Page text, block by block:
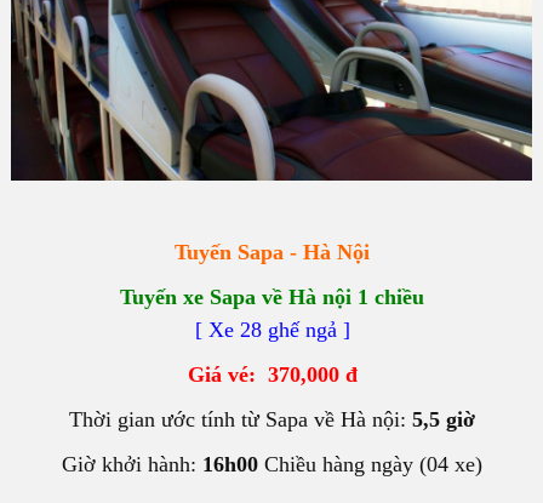
Tuyến Sapa - Hà Nội
Tuyến xe Sapa về Hà nội 1 chiều
[ Xe 28 ghế ngả ]
Giá vé: 370,000 đ
Thời gian ước tính từ Sapa về Hà nội:5,5 giờ
Giờ khởi hành: 16h00Chiều hàng ngày (04 xe)